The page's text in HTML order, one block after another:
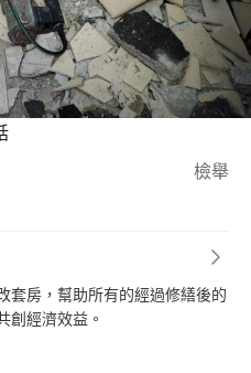
檢舉
套房，幫助所有的經過修繕後的
創經濟效益。